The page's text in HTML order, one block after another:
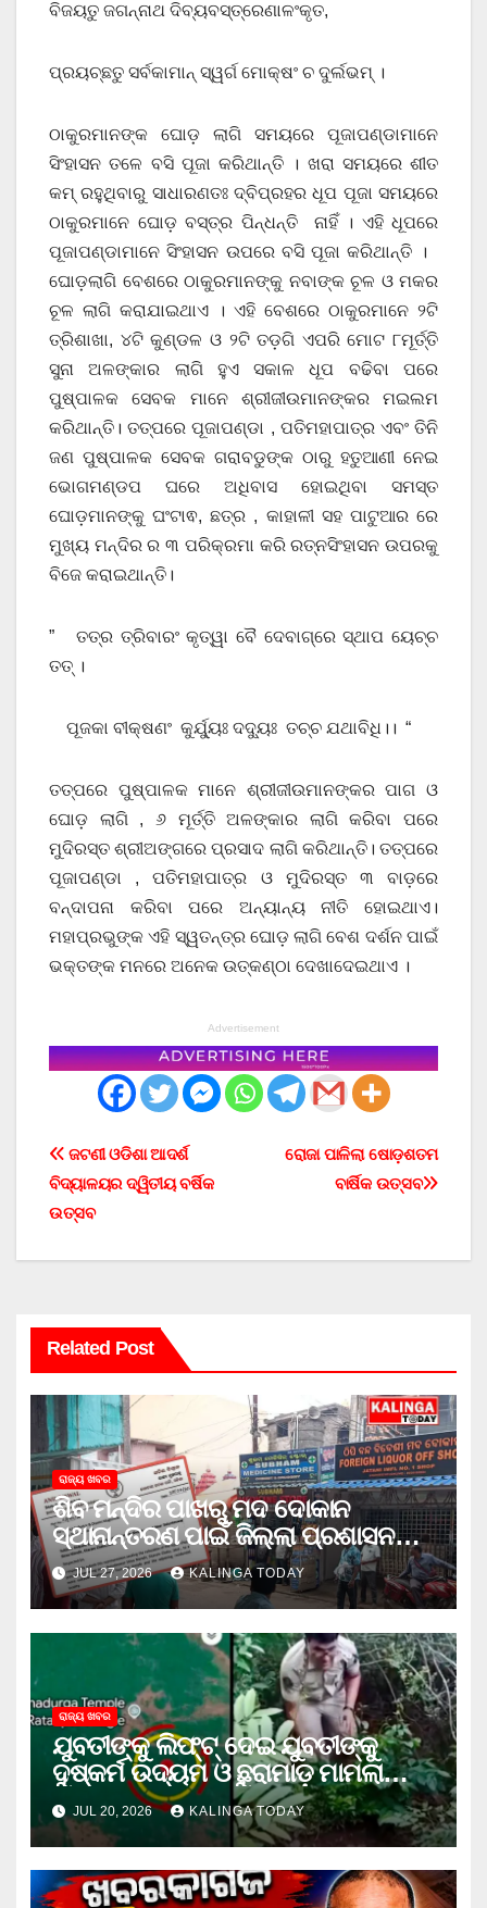
ବିଜୟତୁ ଜଗନ୍ନାଥ ଦିବ୍ୟବସ୍ତ୍ରେଣାଳଂକୃତ,
ପ୍ରୟଚ୍ଛତୁ ସର୍ବକାମାନ୍‌ ସ୍ୱର୍ଗ ମୋକ୍ଷଂ ଚ ଦୁର୍ଲଭମ୍‌ ।
ଠାକୁରମାନଙ୍କ ଘୋଡ଼ ଲାଗି ସମୟରେ ପୂଜାପଣ୍ଡାମାନେ
ସିଂହାସନ ତଳେ ବସି ପୂଜା କରିଥାନ୍ତି । ଖରା ସମୟରେ ଶୀତ
କମ୍ ରହୁଥିବାରୁ ସାଧାରଣତଃ ଦ୍ବିପ୍ରହର ଧୂପ ପୂଜା ସମୟରେ
ଠାକୁରମାନେ ଘୋଡ଼ ବସ୍ତ୍ର ପିନ୍ଧନ୍ତି ନାହିଁ । ଏହି ଧୂପରେ
ପୂଜାପଣ୍ଡାମାନେ ସିଂହାସନ ଉପରେ ବସି ପୂଜା କରିଥାନ୍ତି ।
ଘୋଡ଼ଲାଗି ବେଶରେ ଠାକୁରମାନଙ୍କୁ ନବାଙ୍କ ଚୂଳ ଓ ମକର
ଚୂଳ ଲାଗି କରାଯାଇଥାଏ । ଏହି ବେଶରେ ଠାକୁରମାନେ ୨ଟି
ତ୍ରିଶାଖା, ୪ଟି କୁଣ୍ଡଳ ଓ ୨ଟି ତଡ଼ଗି ଏପରି ମୋଟ ୮ମୂର୍ତ୍ତି
ସୁନା ଅଳଙ୍କାର ଲାଗି ହୁଏ ସକାଳ ଧୂପ ବଢିବା ପରେ
ପୁଷ୍ପାଳକ ସେବକ ମାନେ ଶ୍ରୀଜୀଉମାନଙ୍କର ମଇଲମ
କରିଥାନ୍ତି। ତତ୍ପରେ ପୂଜାପଣ୍ଡା , ପତିମହାପାତ୍ର ଏବଂ ତିନି
ଜଣ ପୁଷ୍ପାଳକ ସେବକ ଗରାବଡୁଙ୍କ ଠାରୁ ହତୁଆଣୀ ନେଇ
ଭୋଗମଣ୍ଡପ ଘରେ ଅଧିବାସ ହୋଇଥିବା ସମସ୍ତ
ଘୋଡ଼ମାନଙ୍କୁ ଘଂଟାଵ, ଛତ୍ର , କାହାଳୀ ସହ ପାଟୁଆର ରେ
ମୁଖ୍ୟ ମନ୍ଦିର ର ୩ ପରିକ୍ରମା କରି ରତ୍ନସିଂହାସନ ଉପରକୁ
ବିଜେ କରାଇଥାନ୍ତି।
” ତତ୍ର ତ୍ରିବାରଂ କୃତ୍ୱା ବୈ ଦେବାଗ୍ରେ ସ୍ଥାପ ୟେଚ୍ଚ
ତତ୍ ।
ପୂଜକା ବୀକ୍ଷଣଂ କୁର୍ଯ୍ୟୁଃ ଦଦ୍ୟୁଃ ତଚ୍ଚ ଯଥାବିଧି।। “
ତତ୍ପରେ ପୁଷ୍ପାଳକ ମାନେ ଶ୍ରୀଜୀଉମାନଙ୍କର ପାଗ ଓ
ଘୋଡ଼ ଲାଗି , ୬ ମୂର୍ତ୍ତି ଅଳଙ୍କାର ଲାଗି କରିବା ପରେ
ମୁଦିରସ୍ତ ଶ୍ରୀଅଙ୍ଗରେ ପ୍ରସାଦ ଲାଗି କରିଥାନ୍ତି। ତତ୍ପରେ
ପୂଜାପଣ୍ଡା , ପତିମହାପାତ୍ର ଓ ମୁଦିରସ୍ତ ୩ ବାଡ଼ରେ
ବନ୍ଦାପନା କରିବା ପରେ ଅନ୍ୟାନ୍ୟ ନୀତି ହୋଇଥାଏ।
ମହାପ୍ରଭୁଙ୍କ ଏହି ସ୍ୱତନ୍ତ୍ର ଘୋଡ଼ ଲାଗି ବେଶ ଦର୍ଶନ ପାଇଁ
ଭକ୍ତଙ୍କ ମନରେ ଅନେକ ଉତ୍କଣ୍ଠା ଦେଖାଦେଇଥାଏ ।
Advertisement
Post
navigation
ରୋଜା ପାଳିଲା ଷୋଡ଼ଶତମ
ବାର୍ଷିକ ଉତ୍ସବ
ଜଟଣୀ ଓଡିଶା ଆଦର୍ଶ
ବିଦ୍ୟାଳୟର ଦ୍ୱିତୀୟ ବର୍ଷିକ
ଉତ୍ସବ
Related Post
ରାଜ୍ୟ ଖବର
ଶିବ ମନ୍ଦିର ପାଖରୁ ମଦ ଦୋକାନ
ସ୍ଥାନାନ୍ତରଣ ପାଇଁ ଜିଲ୍ଲା ପ୍ରଶାସନକୁ
ଦାବି କଲେ ଅନିଲ
JUL 27, 2026 KALINGA TODAY
ରାଜ୍ୟ ଖବର
ଯୁବତୀଙ୍କୁ ଲିଫ୍‌ଟ୍‌ ଦେଇ ଯୁବତୀଙ୍କୁ
ଦୁଷ୍କର୍ମ ଉଦ୍ୟମ ଓ ଛୁରାମାଡ଼ ମାମଲାରେ
ଜେଲ ଗଲା ଅଭିଯୁକ୍ତ
JUL 20, 2026 KALINGA TODAY